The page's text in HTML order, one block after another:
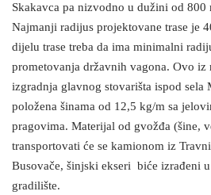
Skakavca pa nizvodno u dužini od
Najmanji radijus projektovane trase je
dijelu trase treba da ima minimalni
prometovanja državnih vagona. Ovo iz
izgradnja glavnog stovarišta ispod sela
položena šinama od 12,5 kg/m sa
pragovima. Materijal od gvožđa (šine,
transportovati će se kamionom iz
Busovače, šinjski ekseri biće izrađeni
gradilište.